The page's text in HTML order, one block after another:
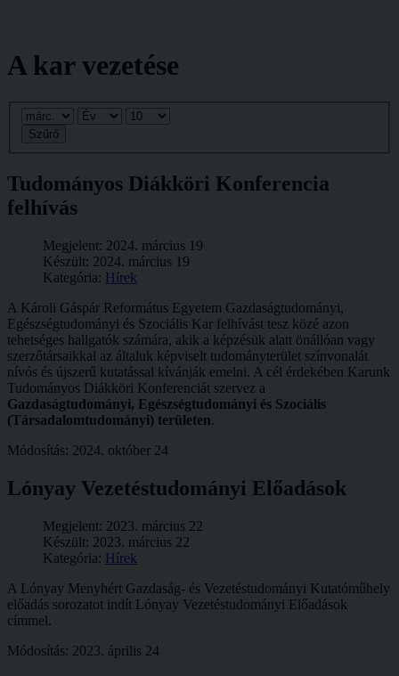
A kar vezetése
Szűrő
Tudományos Diákköri Konferencia
felhívás
Megjelent: 2024. március 19
Készült: 2024. március 19
Kategória: Hírek
A Károli Gáspár Református Egyetem Gazdaságtudományi,
Egészségtudományi és Szociális Kar felhívást tesz közé azon
tehetséges hallgatók számára, akik a képzésük alatt önállóan vagy
szerzőtársaikkal az általuk képviselt tudományterület színvonalát
nívós és újszerű kutatással kívánják emelni. A cél érdekében Karunk
Tudományos Diákköri Konferenciát szervez a
Gazdaságtudományi, Egészségtudományi és Szociális
(Társadalomtudományi) területen.
Módosítás: 2024. október 24
Lónyay Vezetéstudományi Előadások
Megjelent: 2023. március 22
Készült: 2023. március 22
Kategória: Hírek
A Lónyay Menyhért Gazdaság- és Vezetéstudományi Kutatóműhely
előadás sorozatot indít Lónyay Vezetéstudományi Előadások
címmel.
Módosítás: 2023. április 24